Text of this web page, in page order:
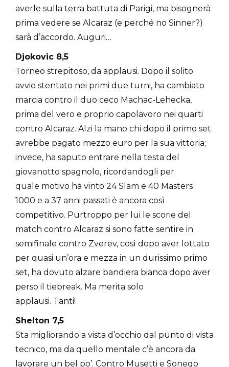
averle sulla terra battuta di Parigi, ma bisognerà
prima vedere se Alcaraz (e perché no Sinner?)
sarà d’accordo. Auguri…
Djokovic 8,5
Torneo strepitoso, da applausi. Dopo il solito
avvio stentato nei primi due turni, ha cambiato
marcia contro il duo ceco Machac-Lehecka,
prima del vero e proprio capolavoro nei quarti
contro Alcaraz. Alzi la mano chi dopo il primo set
avrebbe pagato mezzo euro per la sua vittoria;
invece, ha saputo entrare nella testa del
giovanotto spagnolo, ricordandogli per
quale motivo ha vinto 24 Slam e 40 Masters
1000 e a 37 anni passati è ancora così
competitivo. Purtroppo per lui le scorie del
match contro Alcaraz si sono fatte sentire in
semifinale contro Zverev, così dopo aver lottato
per quasi un’ora e mezza in un durissimo primo
set, ha dovuto alzare bandiera bianca dopo aver
perso il tiebreak. Ma merita solo
applausi. Tanti!
Shelton 7,5
Sta migliorando a vista d’occhio dal punto di vista
tecnico, ma da quello mentale c’è ancora da
lavorare un bel po’. Contro Musetti e Sonego